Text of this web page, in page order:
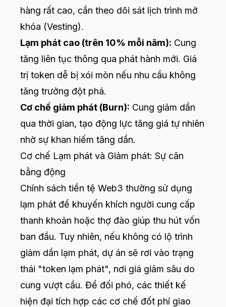
hàng rất cao, cần theo dõi sát lịch trình mở
khóa (Vesting).
Lạm phát cao (trên 10% mỗi năm): Cung
tăng liên tục thông qua phát hành mới. Giá
trị token dễ bị xói mòn nếu nhu cầu không
tăng trưởng đột phá.
Cơ chế giảm phát (Burn): Cung giảm dần
qua thời gian, tạo động lực tăng giá tự nhiên
nhờ sự khan hiếm tăng dần.
Cơ chế Lạm phát và Giảm phát: Sự cân
bằng động
Chính sách tiền tệ Web3 thường sử dụng
lạm phát để khuyến khích người cung cấp
thanh khoản hoặc thợ đào giúp thu hút vốn
ban đầu. Tuy nhiên, nếu không có lộ trình
giảm dần lạm phát, dự án sẽ rơi vào trạng
thái "token lạm phát", nơi giá giảm sâu do
cung vượt cầu. Để đối phó, các thiết kế
hiện đại tích hợp các cơ chế đốt phí giao